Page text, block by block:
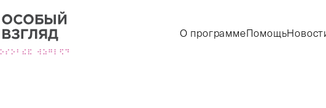
О программеПомощь